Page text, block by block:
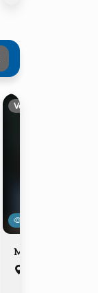
Vendéglátás
Margaréta